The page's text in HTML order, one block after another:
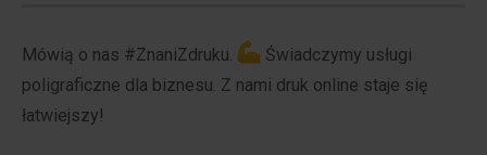
Mówią o nas #ZnaniZdruku.
Świadczymy usługi
poligraficzne dla biznesu. Z nami druk online staje się
łatwiejszy!